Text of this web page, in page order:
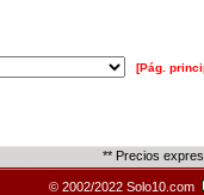
[Pág.
** Precios
© 2002/2022 Solo10.com